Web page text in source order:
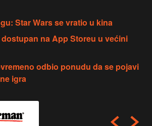
Star Wars se vratio u kina
na App Storeu u većini
odbio ponudu da se pojavi
igra